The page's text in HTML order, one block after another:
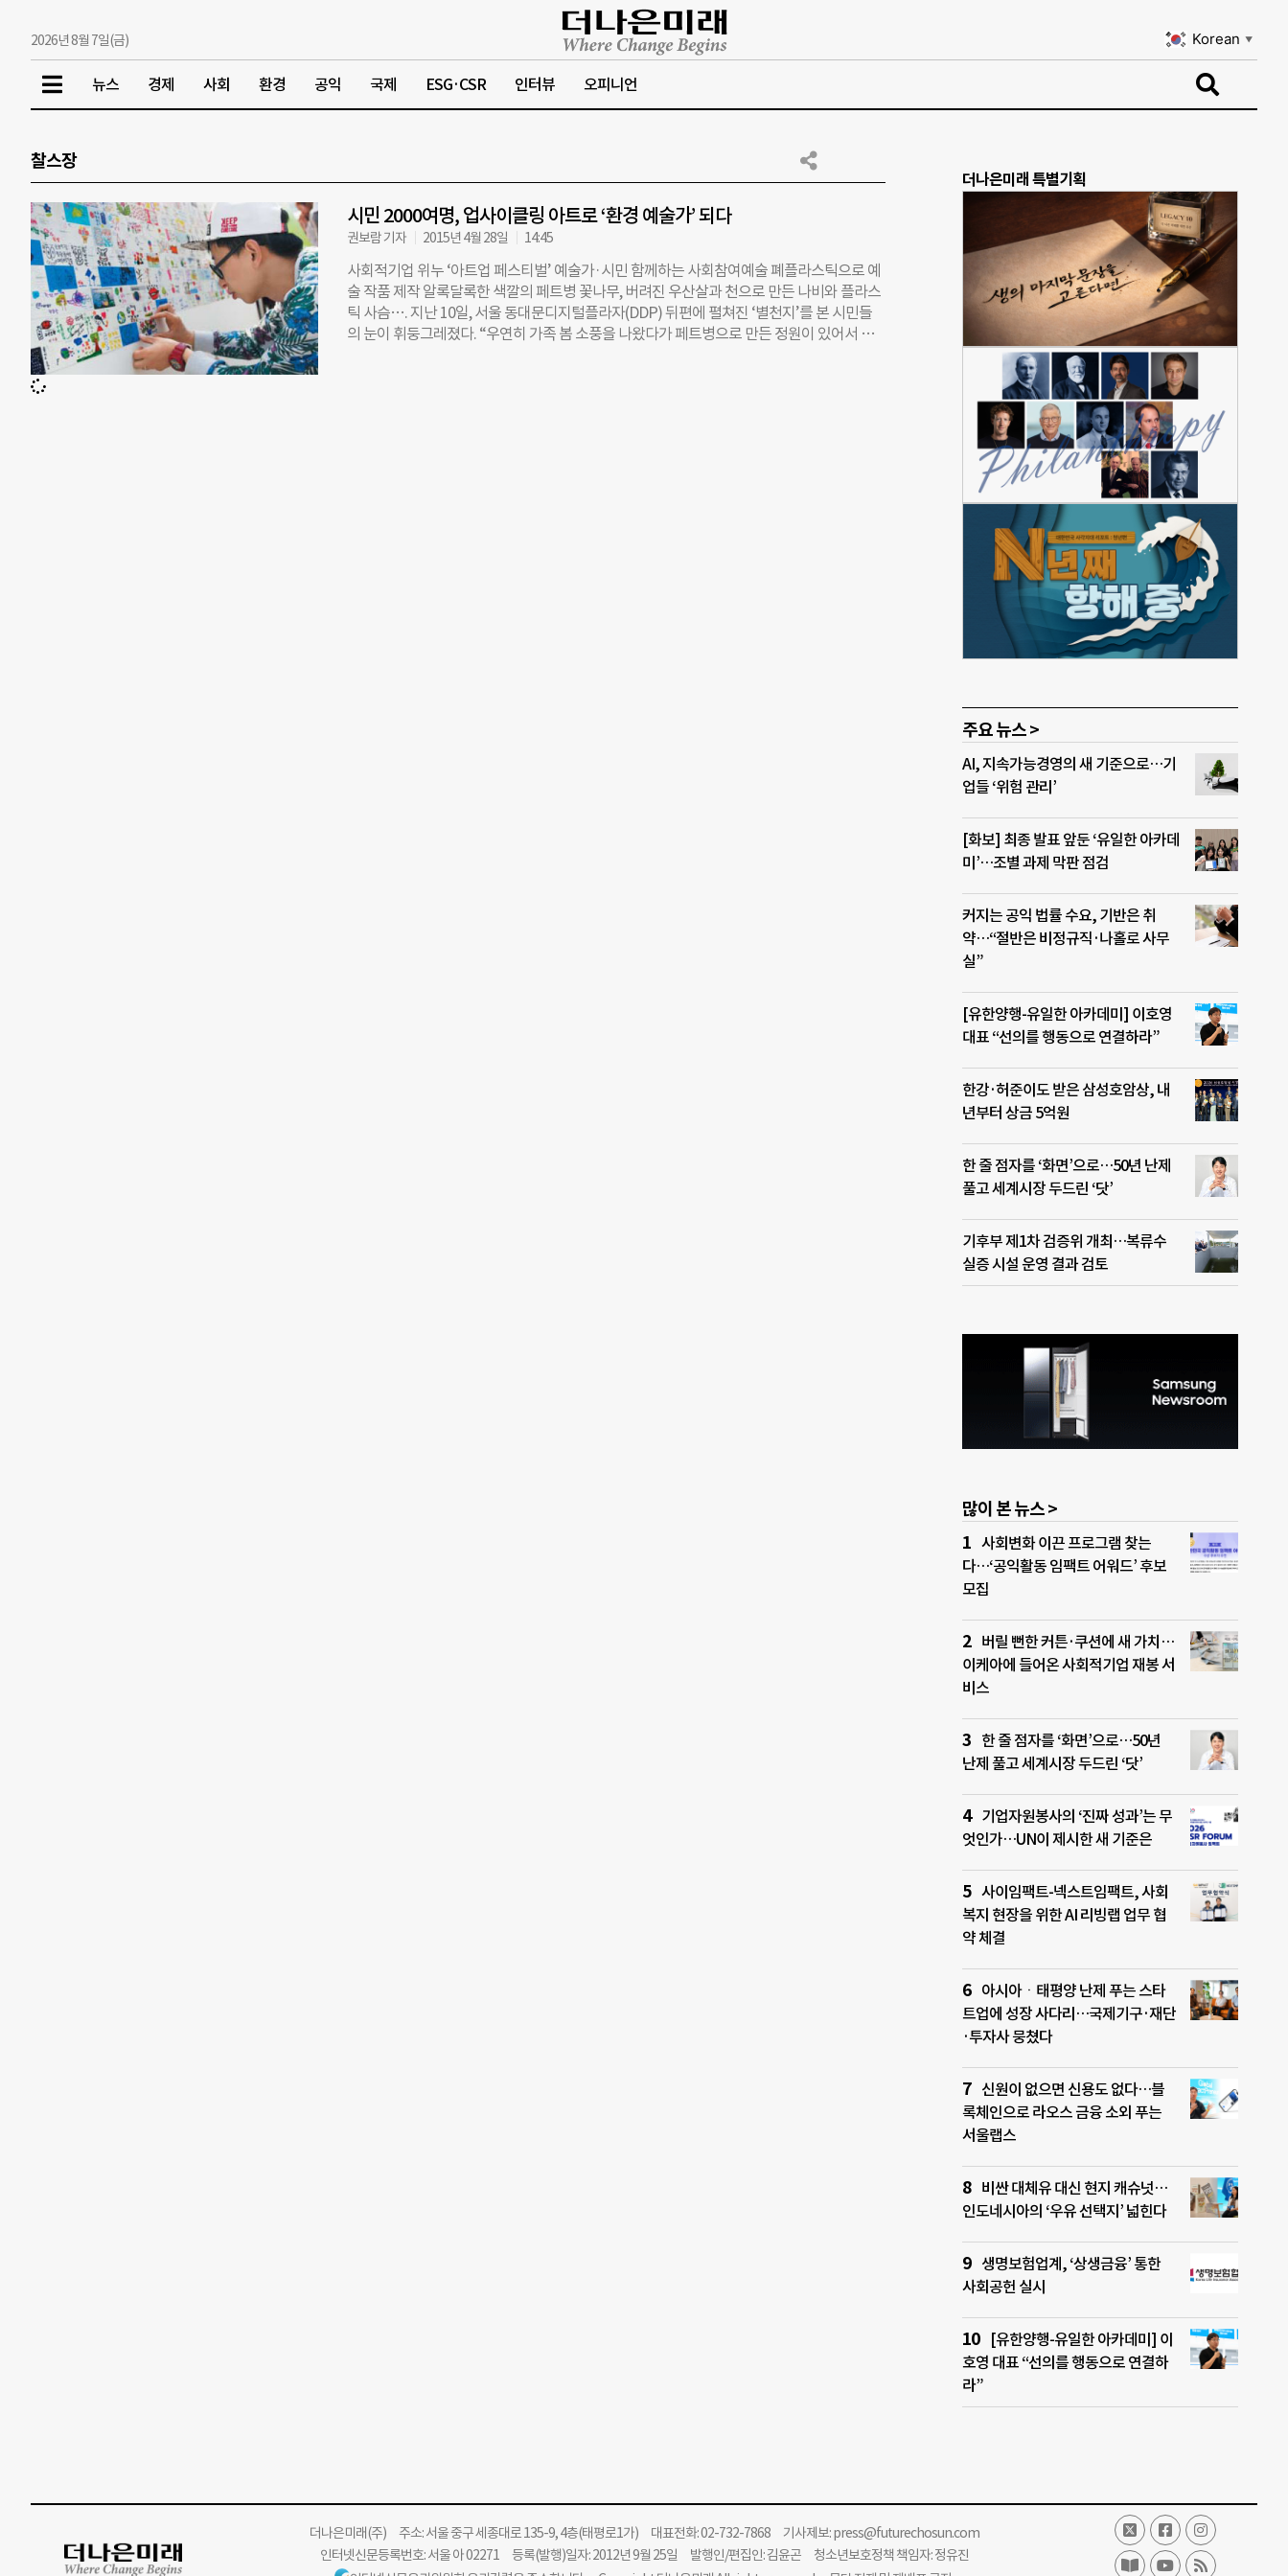
2026년 8월 7일(금) Korean ▼
뉴스 경제 사회 환경 공익 국제 ESG·CSR 인터뷰 오피니언
찰스장
시민 2000여명, 업사이클링 아트로 ‘환경 예술가’ 되다
권보람 기자 2015년 4월 28일 14:45
사회적기업 위누 ‘아트업 페스티벌’ 예술가·시민 함께하는 사회참여예술 폐플라스틱으로 예
술 작품 제작 알록달록한 색깔의 페트병 꽃나무, 버려진 우산살과 천으로 만든 나비와 플라스
틱 사슴…. 지난 10일, 서울 동대문디지털플라자(DDP) 뒤편에 펼쳐진 ‘별천지’를 본 시민들
의 눈이 휘둥그레졌다. “우연히 가족 봄 소풍을 나왔다가 페트병으로 만든 정원이 있어서 깜
더나은미래 특별기획
주요 뉴스 >
AI, 지속가능경영의 새 기준으로…기
업들 ‘위험 관리’
[화보] 최종 발표 앞둔 ‘유일한 아카데
미’…조별 과제 막판 점검
커지는 공익 법률 수요, 기반은 취
약…“절반은 비정규직·나홀로 사무
실”
[유한양행-유일한 아카데미] 이호영
대표 “선의를 행동으로 연결하라”
한강·허준이도 받은 삼성호암상, 내
년부터 상금 5억원
한 줄 점자를 ‘화면’으로…50년 난제
풀고 세계시장 두드린 ‘닷’
기후부 제1차 검증위 개최…복류수
실증 시설 운영 결과 검토
많이 본 뉴스 >
사회변화 이끈 프로그램 찾는
다…‘공익활동 임팩트 어워드’ 후보
모집
버릴 뻔한 커튼·쿠션에 새 가치…
이케아에 들어온 사회적기업 재봉 서
비스
한 줄 점자를 ‘화면’으로…50년
난제 풀고 세계시장 두드린 ‘닷’
기업자원봉사의 ‘진짜 성과’는 무
엇인가…UN이 제시한 새 기준은
사이임팩트-넥스트임팩트, 사회
복지 현장을 위한 AI 리빙랩 업무 협
약 체결
아시아ㆍ태평양 난제 푸는 스타
트업에 성장 사다리…국제기구·재단
·투자사 뭉쳤다
신원이 없으면 신용도 없다…블
록체인으로 라오스 금융 소외 푸는
서울랩스
비싼 대체유 대신 현지 캐슈넛…
인도네시아의 ‘우유 선택지’ 넓힌다
생명보험업계, ‘상생금융’ 통한
사회공헌 실시
[유한양행-유일한 아카데미] 이
호영 대표 “선의를 행동으로 연결하
라”
더나은미래(주)주소: 서울 중구 세종대로 135-9, 4층(태평로1가) 대표전화: 02-732-7868 기사제보:press@futurechosun.com
인터넷신문등록번호: 서울 아 02271 등록(발행)일자: 2012년 9월 25일 발행인/편집인: 김윤곤 청소년보호정책 책임자: 정유진